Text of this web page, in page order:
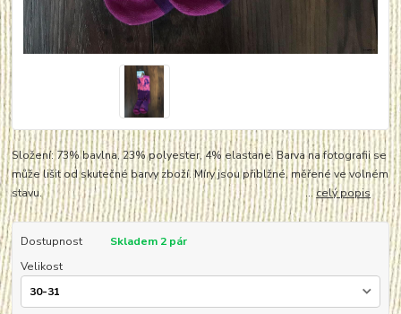
Složení: 73% bavlna, 23% polyester, 4% elastane. Barva na fotografii se
může lišit od skutečné barvy zboží. Míry jsou přiblžné, měřené ve volném
stavu. ... celý popis
Dostupnost
Skladem 2 pár
Velikost